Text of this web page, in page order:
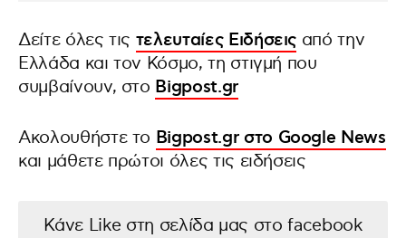
Δείτε όλες τις τελευταίες Ειδήσεις από την
Ελλάδα και τον Κόσμο, τη στιγμή που
συμβαίνουν, στο Bigpost.gr
Ακολουθήστε το Bigpost.gr στο Google News
και μάθετε πρώτοι όλες τις ειδήσεις
Κάνε Like στη σελίδα μας στο facebook